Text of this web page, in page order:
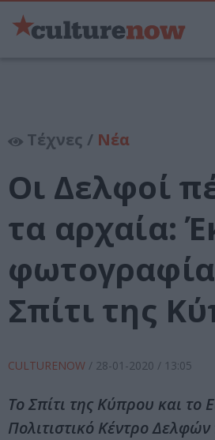
Τέχνες / Νέα
Οι Δελφοί
τα αρχαία:
Σπίτι της
CULTURENOW / 28-01-2020 / 13:05
Το Σπίτι της Κύπρου και το
Πολιτιστικό Κέντρο